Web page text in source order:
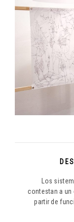
Los
contestan a un
partir de